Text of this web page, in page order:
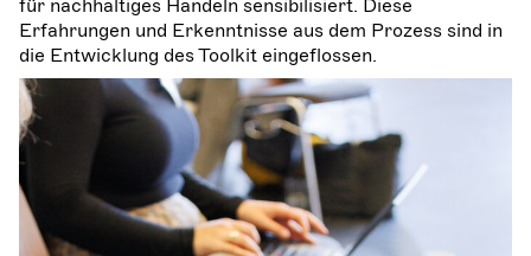
für nachhaltiges Handeln sensibilisiert. Diese
Erfahrungen und Erkenntnisse aus dem Prozess sind in
die Entwicklung des Toolkit eingeflossen.